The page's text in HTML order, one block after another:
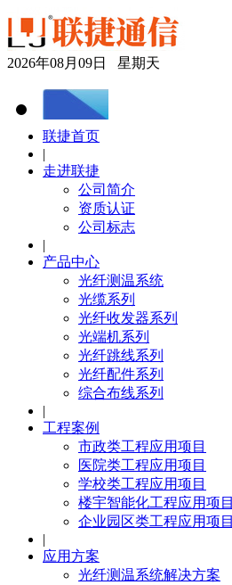
2026年08月09日 星期天
联捷首页
|
走进联捷
公司简介
资质认证
公司标志
|
产品中心
光纤测温系统
光缆系列
光纤收发器系列
光端机系列
光纤跳线系列
光纤配件系列
综合布线系列
|
工程案例
市政类工程应用项目
医院类工程应用项目
学校类工程应用项目
楼宇智能化工程应用项目
企业园区类工程应用项目
|
应用方案
光纤测温系统解决方案